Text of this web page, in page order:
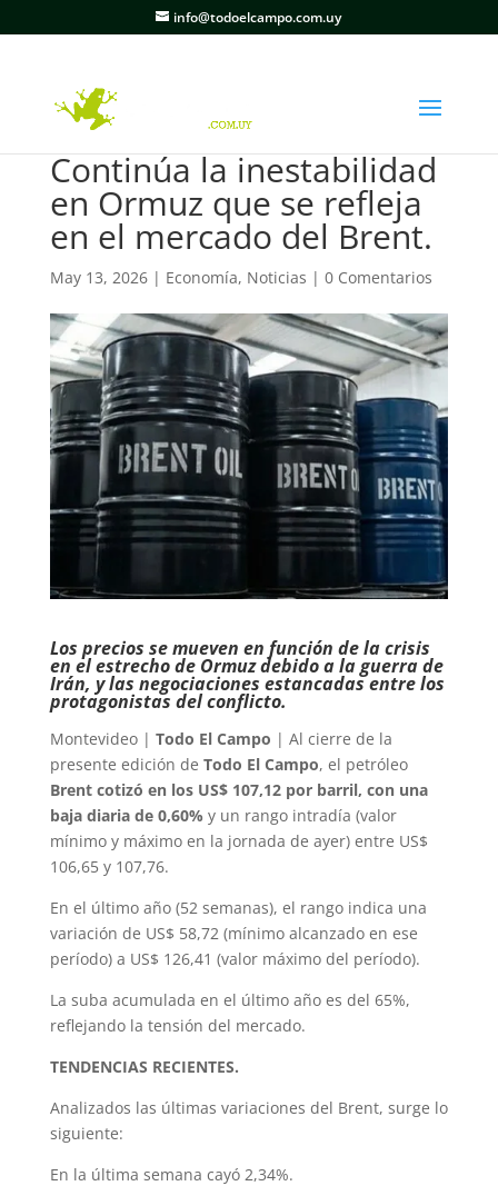
info@todoelcampo.com.uy
Continúa la inestabilidad
en Ormuz que se refleja
en el mercado del Brent.
May 13, 2026| Economía, Noticias | 0 Comentarios
Los precios se mueven en función de la crisis
en el estrecho de Ormuz debido a la guerra de
Irán, y las negociaciones estancadas entre los
protagonistas del conflicto.
Montevideo | Todo El Campo | Al cierre de la
presente edición de Todo El Campo, el petróleo
Brent cotizó en los US$ 107,12 por barril, con una
baja diaria de 0,60% y un rango intradía (valor
mínimo y máximo en la jornada de ayer) entre US$
106,65 y 107,76.
En el último año (52 semanas), el rango indica una
variación de US$ 58,72 (mínimo alcanzado en ese
período) a US$ 126,41 (valor máximo del período).
La suba acumulada en el último año es del 65%,
reflejando la tensión del mercado.
TENDENCIAS RECIENTES.
Analizados las últimas variaciones del Brent, surge lo
siguiente:
En la última semana cayó 2,34%.